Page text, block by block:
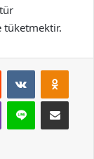
tüketmektir.
Reddit VKontakte
Viber Line E-Posta ile